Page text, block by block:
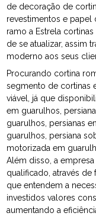
de decoração de
revestimentos e papel
ramo a Estrela
de se atualizar, assim
moderno aos seus
Procurando cortina
segmento de cortinas
viável, já que
em guarulhos,
guarulhos, persianas
guarulhos, persiana
motorizada em
Além disso, a
qualificado, através
que entendem a
investidos valores
aumentando a